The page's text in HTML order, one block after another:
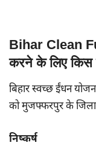
Bihar Clean
करने के लिए किस
बिहार स्वच्छ ईंधन
को मुजफ्फरपुर के जिला
निष्कर्ष